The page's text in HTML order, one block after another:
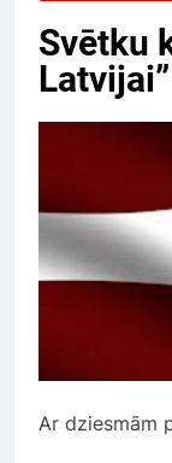
Svētku
Latvijai”
Ar dziesmām